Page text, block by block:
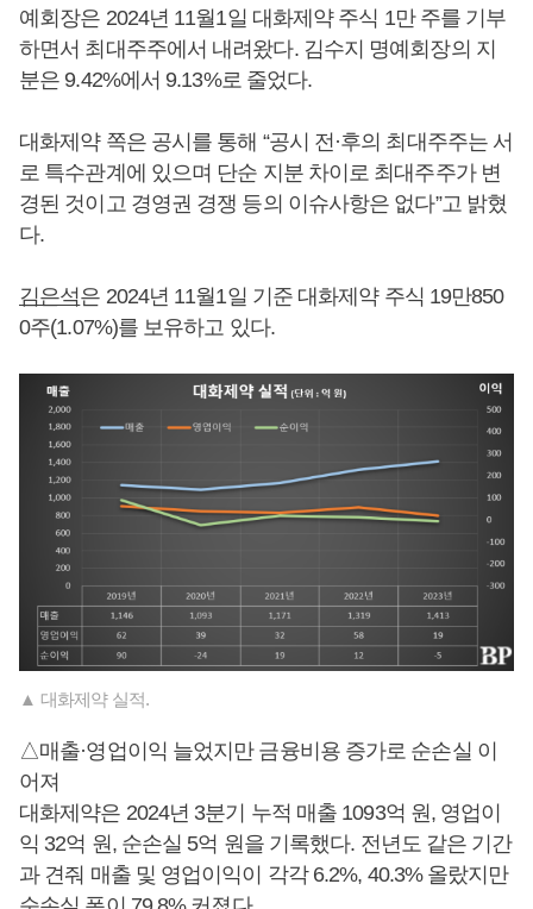
예회장은 2024년 11월1일 대화제약 주식 1만 주를 기부
하면서 최대주주에서 내려왔다. 김수지 명예회장의 지
분은 9.42%에서 9.13%로 줄었다.
대화제약 쪽은 공시를 통해 “공시 전·후의 최대주주는 서
로 특수관계에 있으며 단순 지분 차이로 최대주주가 변
경된 것이고 경영권 경쟁 등의 이슈사항은 없다”고 밝혔
다.
김은석은 2024년 11월1일 기준 대화제약 주식 19만850
0주(1.07%)를 보유하고 있다.
▲ 대화제약 실적.
△매출·영업이익 늘었지만 금융비용 증가로 순손실 이
어져
대화제약은 2024년 3분기 누적 매출 1093억 원, 영업이
익 32억 원, 순손실 5억 원을 기록했다. 전년도 같은 기간
과 견줘 매출 및 영업이익이 각각 6.2%, 40.3% 올랐지만